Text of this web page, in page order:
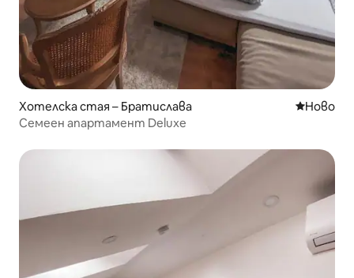
Хотелска стая – Братислава Ново
Ново
Семеен апартамент Deluxe